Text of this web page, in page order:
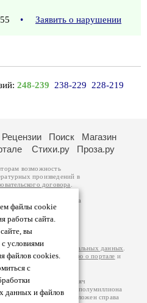
• Заявить о нарушении
248-239 238-229
228-219
файлы cookie
работы сайта.
вы
с условиями
файлов cookies.
с
данных и файлов
Рецензии Поиск
Магазин
Стихи.ру Проза.ру
возможность
произведений в
договора
принадлежат авторам
произведений возможна
вы можете
Ответственность за
на
обработки персональных данных
подробнуюинформацию о портале и
– порядка 100 тысяч
просматривают более полумиллиона
который расположен справа